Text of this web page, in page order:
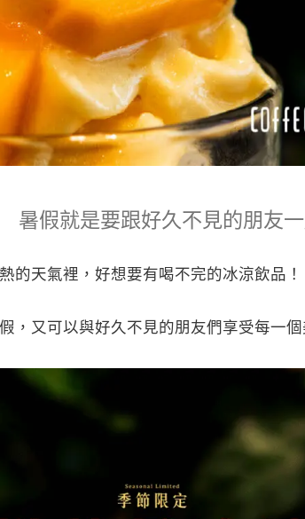
暑假就是要跟好久不見的朋友
的天氣裡，好想要有喝不完的冰涼飲品！
，又可以與好久不見的朋友們享受每一個